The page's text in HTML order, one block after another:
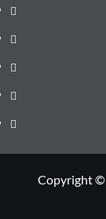
Sănătate
Litoral
Joburi
Politică
Comunicate
Copyright ©